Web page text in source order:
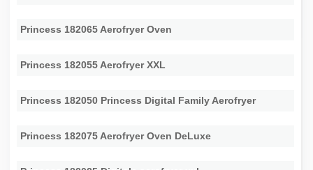
Princess 182065 Aerofryer Oven
Princess 182055 Aerofryer XXL
Princess 182050 Princess Digital Family Aerofryer
Princess 182075 Aerofryer Oven DeLuxe